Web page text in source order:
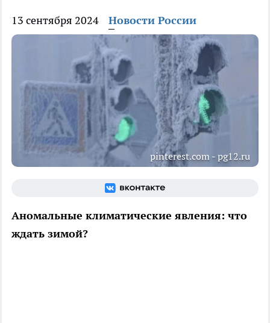
13 сентября 2024 Новости России
pinterest.com - pg12.ru
Аномальные климатические явления: что
ждать зимой?